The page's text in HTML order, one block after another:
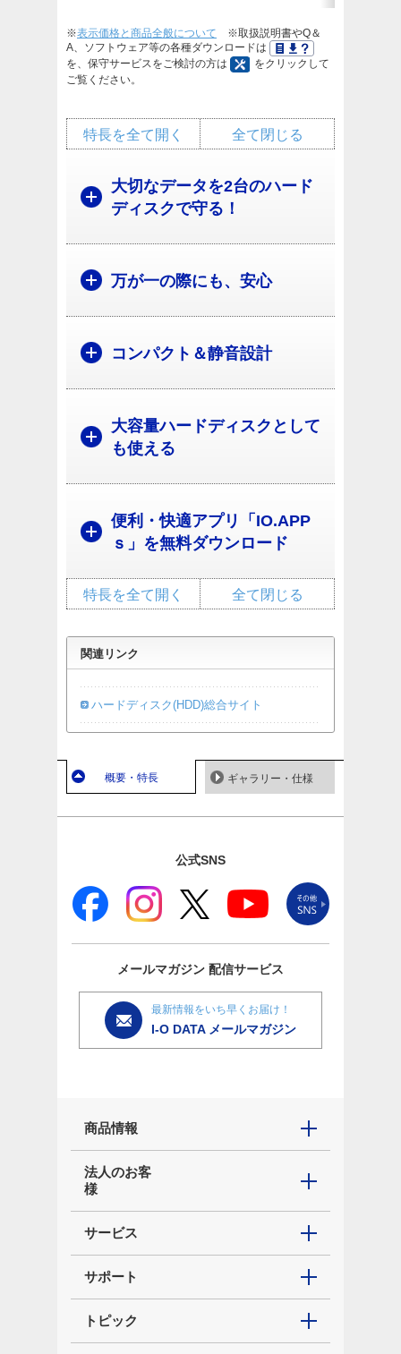
※表示価格と商品全般について ※取扱説明書やQ＆
A、ソフトウェア等の各種ダウンロードは
を、保守サービスをご検討の方は
をクリックして
ご覧ください。
全て閉じる
特長を全て開く
大切なデータを2台のハード
ディスクで守る！
万が一の際にも、安心
コンパクト＆静音設計
大容量ハードディスクとして
も使える
便利・快適アプリ「IO.APP
ｓ」を無料ダウンロード
全て閉じる
特長を全て開く
関連リンク
ハードディスク(HDD)総合サイト
概要・特長 ギャラリー・仕様
公式SNS
メールマガジン 配信サービス
最新情報をいち早くお届け！
I-O DATA メールマガジン
商品情報
法人のお客
様
サービス
サポート
トピック